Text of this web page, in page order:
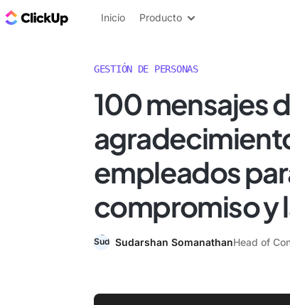
ClickUp Blog
Inicio Producto
GESTIÓN DE PERSONAS
100 mensajes
empleados
compromiso y
Sudarshan SomanathanHead of